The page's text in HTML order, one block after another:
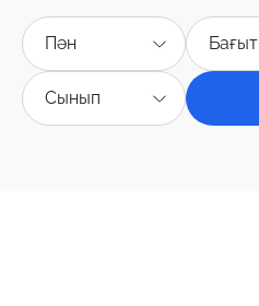
Пән Бағыт
Сынып